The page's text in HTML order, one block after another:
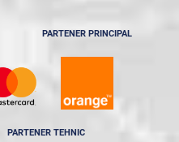
PARTENER PRINCIPAL
PARTENER TEHNIC